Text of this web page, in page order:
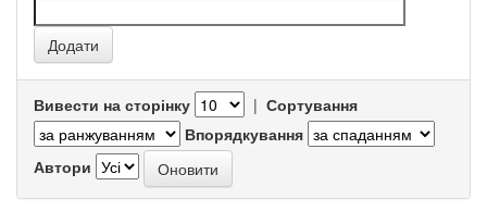
Вивести на сторінку | Сортування
Впорядкування
Автори